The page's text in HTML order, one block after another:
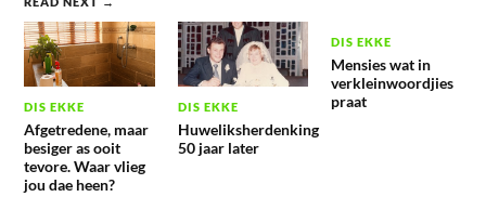
DIS EKKE
Afgetredene, maar
besiger as ooit
tevore. Waar vlieg
jou dae heen?
DIS EKKE
Huweliksherdenking
50 jaar later
DIS EKKE
Mensies wat in
verkleinwoordjies
praat